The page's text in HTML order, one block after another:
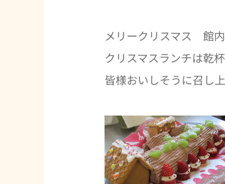
メリークリスマス 館
クリスマスランチは乾
皆様おいしそうに召し